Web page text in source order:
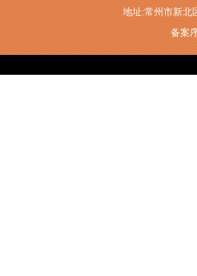
地址:常州市新北
备案